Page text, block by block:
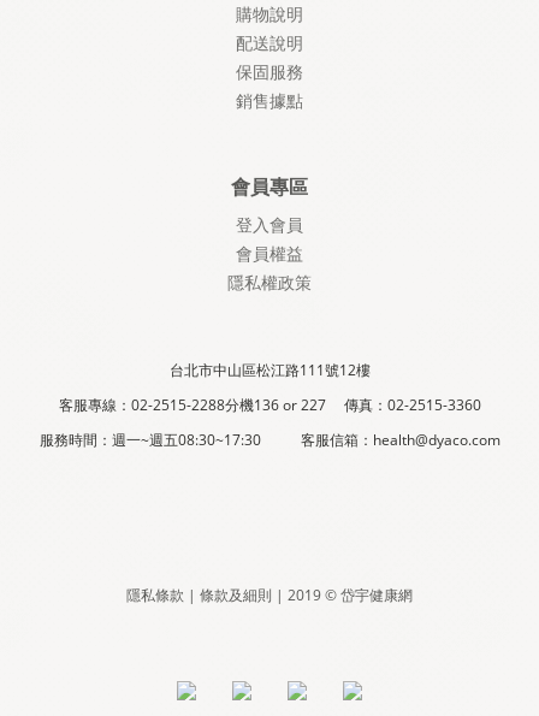
購物說明
配送說明
保固服務
銷售據點
會員專區
登入會員
會員權益
隱私權政策
台北市中山區松江路111號12樓
客服專線：02-2515-2288分機136 or 227 傳真：02-2515-3360
服務時間：週一~週五08:30~17:30 客服信箱：health@dyaco.com
隱私條款 | 條款及細則 | 2019 © 岱宇健康網